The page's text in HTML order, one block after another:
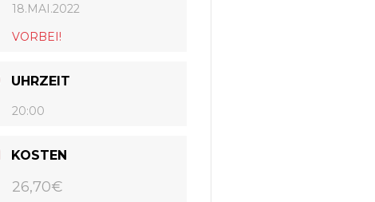
18.MAI.2022
VORBEI!
UHRZEIT
20:00
KOSTEN
26,70€